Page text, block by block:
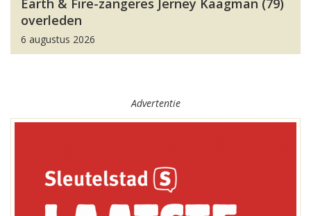
Earth & Fire-zangeres Jerney Kaagman (79)
overleden
6 augustus 2026
Advertentie